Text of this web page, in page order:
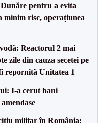
pentru a evita
minim risc, operațiunea
Reactorul 2 mai
zile din cauza secetei pe
repornită Unitatea 1
I-a cerut bani
militar în România: